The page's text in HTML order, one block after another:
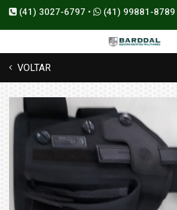
(41) 3027-6797 • (41) 99881-8789
VOLTAR